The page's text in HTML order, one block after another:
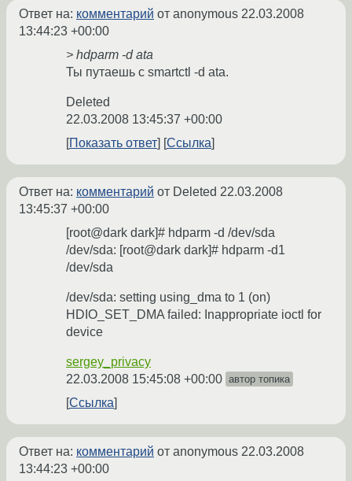
Ответ на: комментарий от anonymous 22.03.2008
13:44:23 +00:00
> hdparm -d ata
Ты путаешь с smartctl -d ata.
Deleted
22.03.2008 13:45:37 +00:00
Показать ответ
Ссылка
Ответ на: комментарий от Deleted 22.03.2008
13:45:37 +00:00
[root@dark dark]# hdparm -d /dev/sda
/dev/sda: [root@dark dark]# hdparm -d1
/dev/sda
/dev/sda: setting using_dma to 1 (on)
HDIO_SET_DMA failed: Inappropriate ioctl for
device
sergey_privacy
22.03.2008 15:45:08 +00:00 автор топика
Ссылка
Ответ на: комментарий от anonymous 22.03.2008
13:44:23 +00:00